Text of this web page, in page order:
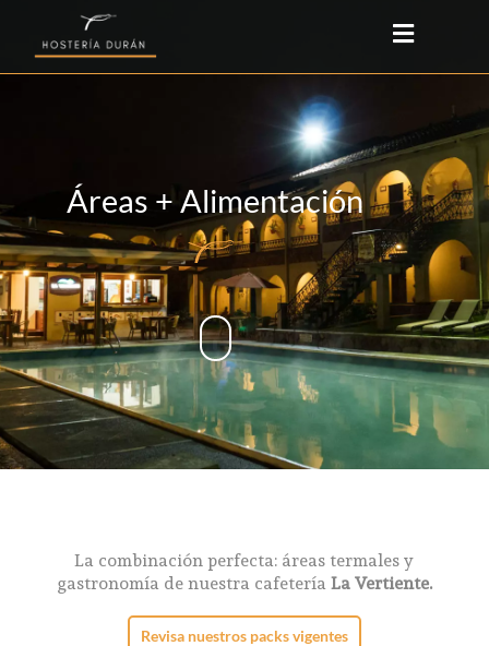
Áreas + Alimentación
La combinación perfecta: áreas termales y
gastronomía de nuestra cafetería La Vertiente.
Revisa nuestros packs vigentes